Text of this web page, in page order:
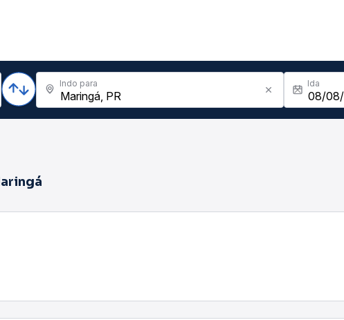
Indo para Ida